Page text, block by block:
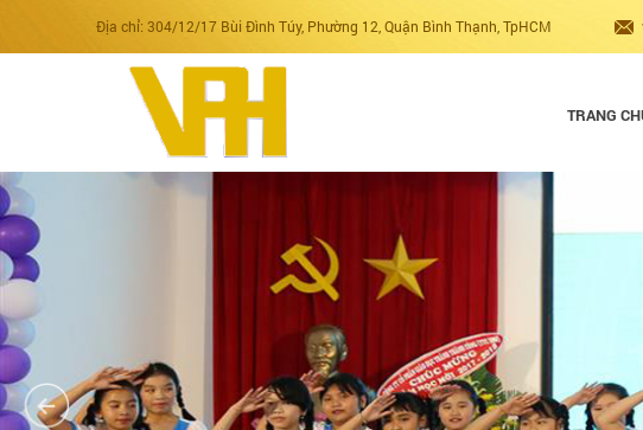
Địa chỉ: 304/12/17 Bùi Đình Túy, Phường 12, Quận Bình Thạnh, TpHCM
TRANG